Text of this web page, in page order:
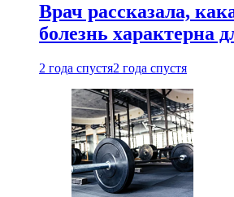
Врач рассказала,
болезнь характерна
2 года спустя2 года спустя